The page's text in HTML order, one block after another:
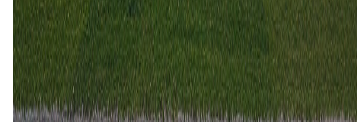
Dijon
24 apr
2026
Valenciennes
Dijon
0 1
5 dec2025